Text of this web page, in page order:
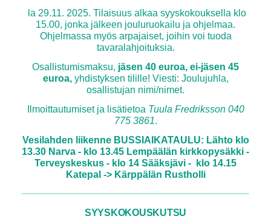
la 29.11. 2025. Tilaisuus alkaa syyskokouksella klo
15.00, jonka jälkeen jouluruokailu ja ohjelmaa.
Ohjelmassa myös arpajaiset, joihin voi tuoda
tavaralahjoituksia.
Osallistumismaksu, jäsen 40 euroa, ei-jäsen 45
euroa,yhdistyksen tilille! Viesti: Joulujuhla,
osallistujan nimi/nimet.
Ilmoittautumiset ja lisätietoa Tuula Fredriksson 040
775 3861.
Vesilahden liikenne BUSSIAIKATAULU: Lähto klo
13.30 Narva - klo 13.45 Lempäälän kirkkopysäkki -
Terveyskeskus - klo 14 Sääksjävi - klo 14.15
Katepal -> Kärppälän Rustholli
SYYSKOKOUSKUTSU